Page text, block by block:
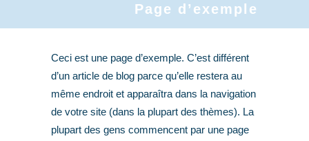
Page d’exemple
Ceci est une page d’exemple. C’est différent
d’un article de blog parce qu’elle restera au
même endroit et apparaîtra dans la navigation
de votre site (dans la plupart des thèmes). La
plupart des gens commencent par une page